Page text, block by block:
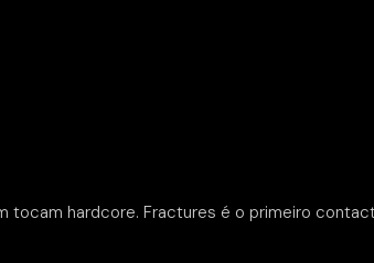
tocam hardcore. Fractures é o primeiro